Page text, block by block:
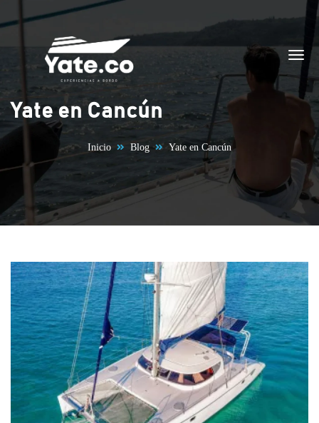
Saltar al contenido
Yate en Cancún
Inicio Blog Yate en Cancún